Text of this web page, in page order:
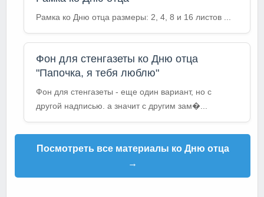
Рамка ко Дню отца размеры: 2, 4, 8 и 16 листов ...
Фон для стенгазеты ко Дню отца
"Папочка, я тебя люблю"
Фон для стенгазеты - еще один вариант, но с
другой надписью. а значит с другим зам�...
Посмотреть все материалы ко Дню отца
→